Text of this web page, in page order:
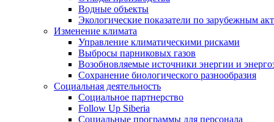
Водные объекты
Экологические показатели по зарубежным
Изменение климата
Управление климатическими рисками
Выбросы парниковых газов
Возобновляемые источники энергии и
Сохранение биологического разнообразия
Социальная деятельность
Социальное партнерство
Follow Up Siberia
Социальные программы для персонала